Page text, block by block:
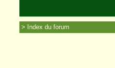
Index du forum